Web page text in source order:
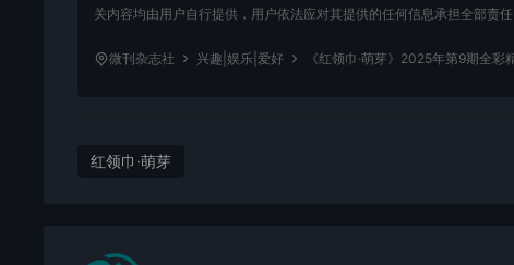
关内容均由用户自行提供，用户依法应对其提供的任何信息承担全部责
微刊杂志社 兴趣|娱乐|爱好 《红领巾·萌芽》2025年第9期全彩
红领巾·萌芽